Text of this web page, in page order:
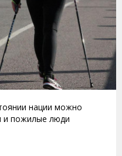
нации можно
и пожилые люди